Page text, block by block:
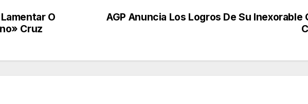
AGP Anuncia Los Logros De Su
O
Cruz